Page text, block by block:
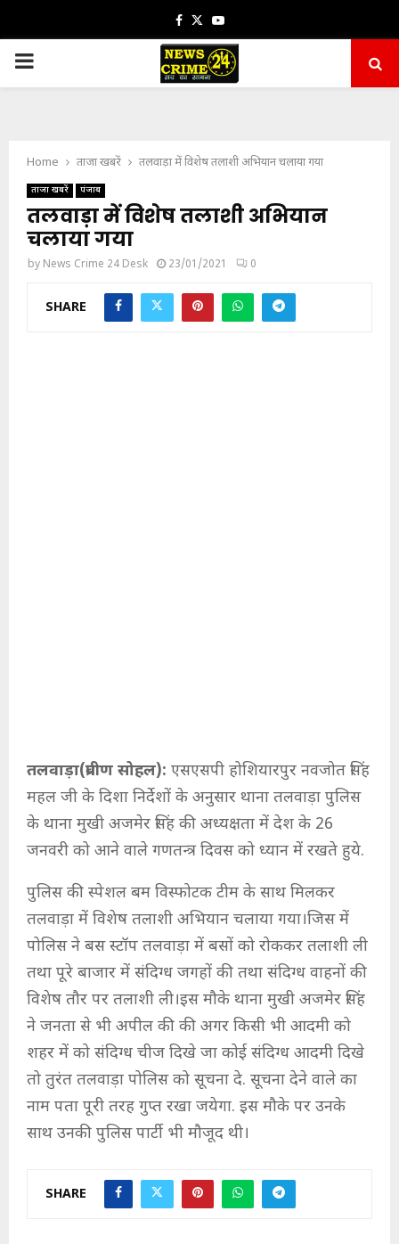
Facebook
TwitterYoutube
PRIMARY
Home ताजा खबरें तलवाड़ा में विशेष तलाशी अभियान चलाया गया
ताजा खबरें पंजाब
तलवाड़ा में विशेष तलाशी अभियान
चलाया गया
by News Crime 24 Desk 23/01/2021 0
SHARE
तलवाड़ा(प्रवीण सोहल): एसएसपी होशियारपुर नवजोत सिंह
महल जी के दिशा निर्देशों के अनुसार थाना तलवाड़ा पुलिस
के थाना मुखी अजमेर सिंह की अध्यक्षता में देश के 26
जनवरी को आने वाले गणतन्त्र दिवस को ध्यान में रखते हुये.
पुलिस की स्पेशल बम विस्फोटक टीम के साथ मिलकर
तलवाड़ा में विशेष तलाशी अभियान चलाया गया।जिस में
पोलिस ने बस स्टॉप तलवाड़ा में बसों को रोककर तलाशी ली
तथा पूरे बाजार में संदिग्ध जगहों की तथा संदिग्ध वाहनों की
विशेष तौर पर तलाशी ली।इस मौके थाना मुखी अजमेर सिंह
ने जनता से भी अपील की की अगर किसी भी आदमी को
शहर में को संदिग्ध चीज दिखे जा कोई संदिग्ध आदमी दिखे
तो तुरंत तलवाड़ा पोलिस को सूचना दे. सूचना देने वाले का
नाम पता पूरी तरह गुप्त रखा जयेगा. इस मौके पर उनके
साथ उनकी पुलिस पार्टी भी मौजूद थी।
SHARE